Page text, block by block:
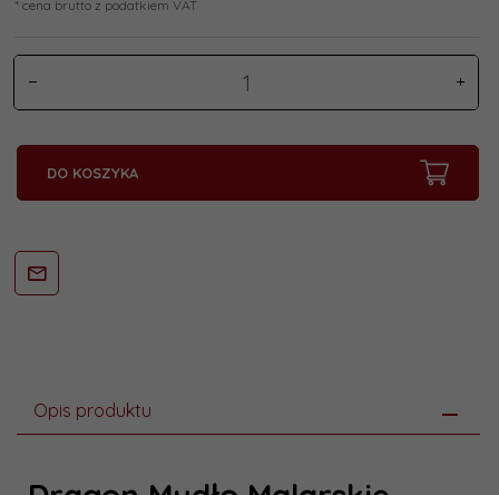
* cena brutto z podatkiem VAT
DO KOSZYKA
Opis produktu